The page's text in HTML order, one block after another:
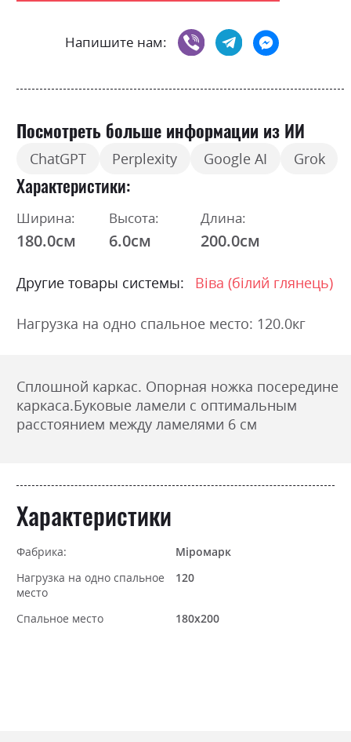
Напишите нам:
Посмотреть больше информации из ИИ
ChatGPT Perplexity Google AI Grok
Характеристики
Ширина:
180.0см
Высота:
6.0см
Длина:
200.0см
Другие товары системы: Віва (білий глянець)
Нагрузка на одно спальное место: 120.0кг
Сплошной каркас. Опорная ножка посередине
каркаса.Буковые ламели с оптимальным
расстоянием между ламелями 6 см
Характеристики
Фабрика:
Міромарк
Нагрузка на одно спальное
место
120
Спальное место 180х200